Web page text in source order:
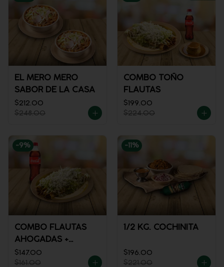
EL MERO MERO
SABOR DE LA CASA
$212.00
$248.00
COMBO TOÑO
FLAUTAS
$199.00
$224.00
-9%
COMBO FLAUTAS
AHOGADAS +
REFRESCO
$147.00
$161.00
-11 %
1/2 KG. COCHINITA
$196.00
$221.00